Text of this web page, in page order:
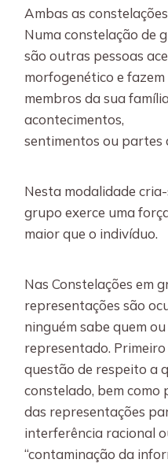
Ambas as
Numa constelação de
são outras pessoas
morfogenético e
membros da sua
acontecimentos,
sentimentos ou partes
Nesta modalidade
grupo exerce uma
maior que o indivíduo.
Nas Constelações em
representações são
ninguém sabe quem
representado.
questão de respeito a
constelado, bem como
das representações
interferência racional
“contaminação da